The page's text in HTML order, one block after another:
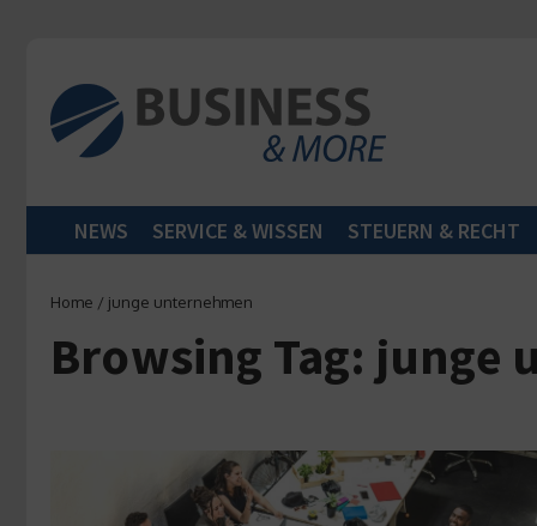
NEWS SERVICE & WISSEN STEUERN & RECHT
Home / junge unternehmen
Browsing Tag: junge